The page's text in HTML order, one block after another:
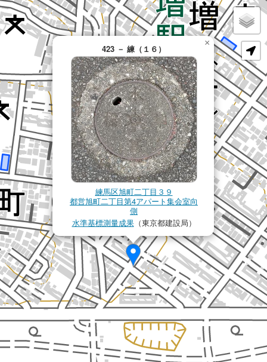
423 － 練（１６）
練馬区旭町二丁目３９
都営旭町二丁目第4アパート集会室向
側
水準基標測量成果（東京都建設局）
×